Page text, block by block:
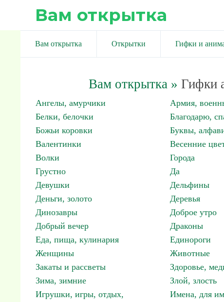
Вам открытка
Вам открытка Открытки Гифки и
Вам открытка» Гифки
Ангелы, амурчики Армия,
Белки, белочки
Благодарю,
Божьи коровки
Буквы,
Валентинки
Весенние
Волки
Города
Грустно
Да
Девушки
Дельфины
Деньги, золото
Деревья
Динозавры
Доброе утро
Добрый вечер
Драконы
Еда, пища, кулинария
Единороги
Женщины
Животные
Закаты и рассветы
Здоровье,
Зима, зимние
Злой, злость
Игрушки, игры, отдых,
Имена, для